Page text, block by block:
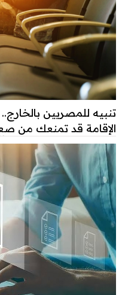
تنبيه للمصريين
الإقامة قد تمنعك من